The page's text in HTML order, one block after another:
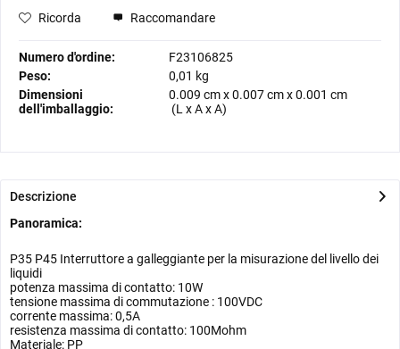
Ricorda Raccomandare
Numero d'ordine:
F23106825
Peso:
0,01 kg
Dimensioni
dell'imballaggio:
0.009 cmx0.007 cmx0.001 cm
(L x A x A)
Descrizione
Panoramica:
P35 P45 Interruttore a galleggiante per la misurazione del livello dei
liquidi
potenza massima di contatto: 10W
tensione massima di commutazione : 100VDC
corrente massima: 0,5A
resistenza massima di contatto: 100Mohm
Materiale: PP